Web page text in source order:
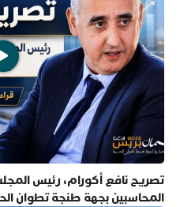
تصريح نافع أكورام، رئيس
المحاسبين بجهة طنجة تطوان